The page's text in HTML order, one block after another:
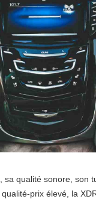
sa qualité sonore, son
prix élevé, la